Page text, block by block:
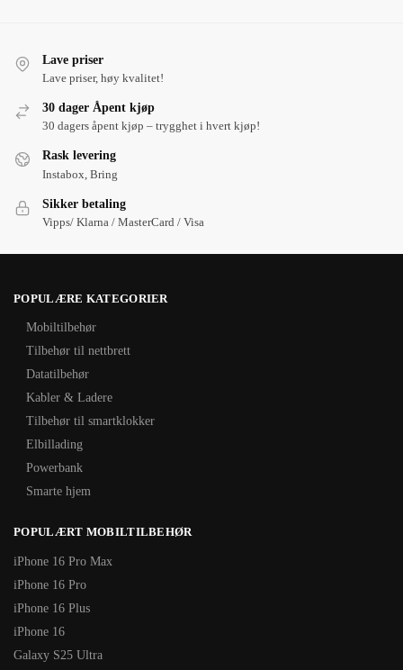
Lave priser
Lave priser, høy kvalitet!
30 dager Åpent kjøp
30 dagers åpent kjøp – trygghet i hvert kjøp!
Rask levering
Instabox, Bring
Sikker betaling
Vipps/ Klarna / MasterCard / Visa
POPULÆRE KATEGORIER
Mobiltilbehør
Tilbehør til nettbrett
Datatilbehør
Kabler & Ladere
Tilbehør til smartklokker
Elbillading
Powerbank
Smarte hjem
POPULÆRT MOBILTILBEHØR
iPhone 16 Pro Max
iPhone 16 Pro
iPhone 16 Plus
iPhone 16
Galaxy S25 Ultra